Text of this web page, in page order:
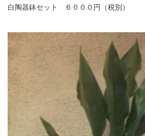
白陶器鉢セット ６０００円（税別）